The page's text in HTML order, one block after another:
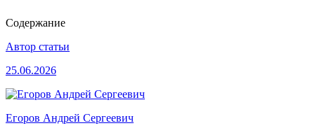
Содержание
Автор статьи
25.06.2026
Егоров Андрей Сергеевич